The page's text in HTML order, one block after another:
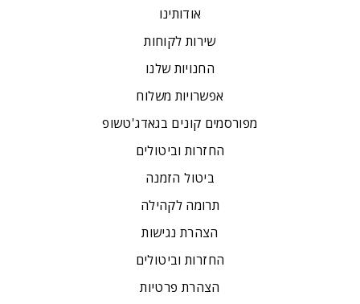
אודותינו
שירות לקוחות
החנויות שלנו
אפשרויות משלוח
מפורסמים קונים בגאדג'טשופ
החזרות וביטולים
ביטול הזמנה
תרומה לקהילה
הצהרת נגישות
החזרות וביטולים
הצהרת פרטיות